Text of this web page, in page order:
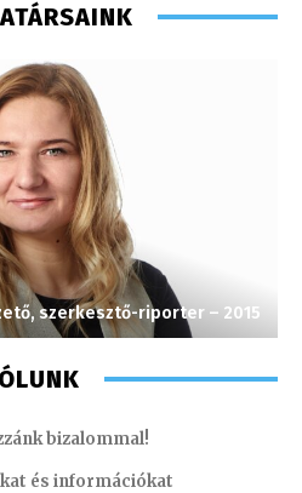
szerkesztő-riporter – 2015
bizalommal!
és információkat